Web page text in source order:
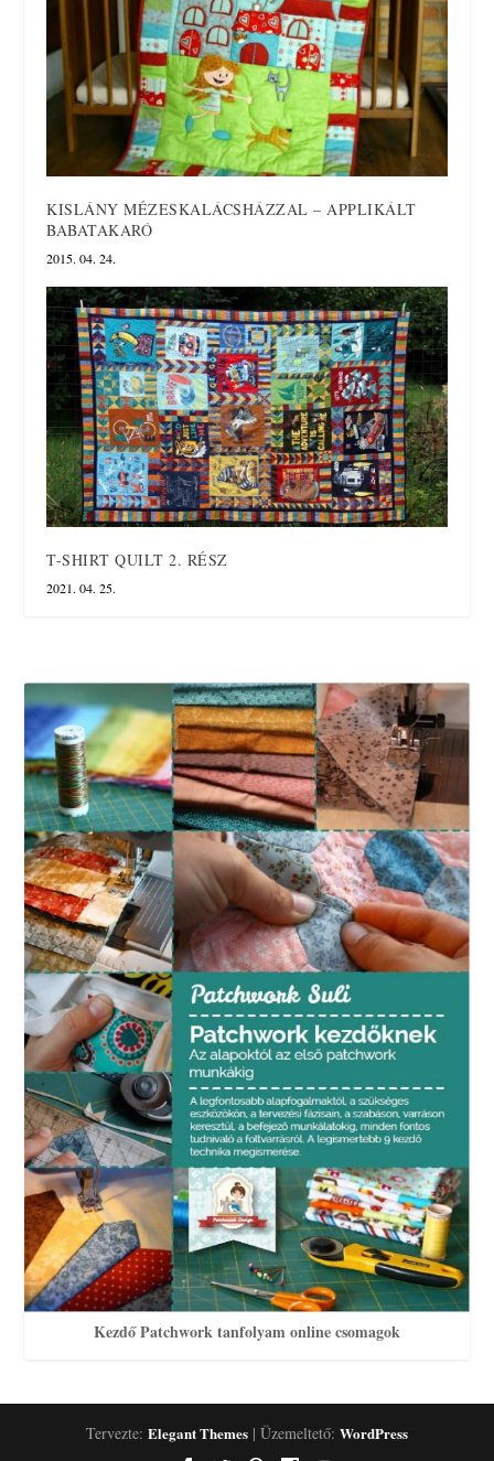
KISLÁNY MÉZESKALÁCSHÁZZAL – APPLIKÁLT
BABATAKARÓ
2015. 04. 24.
T-SHIRT QUILT 2. RÉSZ
2021. 04. 25.
Kezdő Patchwork tanfolyam online csomagok
Tervezte: Elegant Themes | Üzemeltető: WordPress